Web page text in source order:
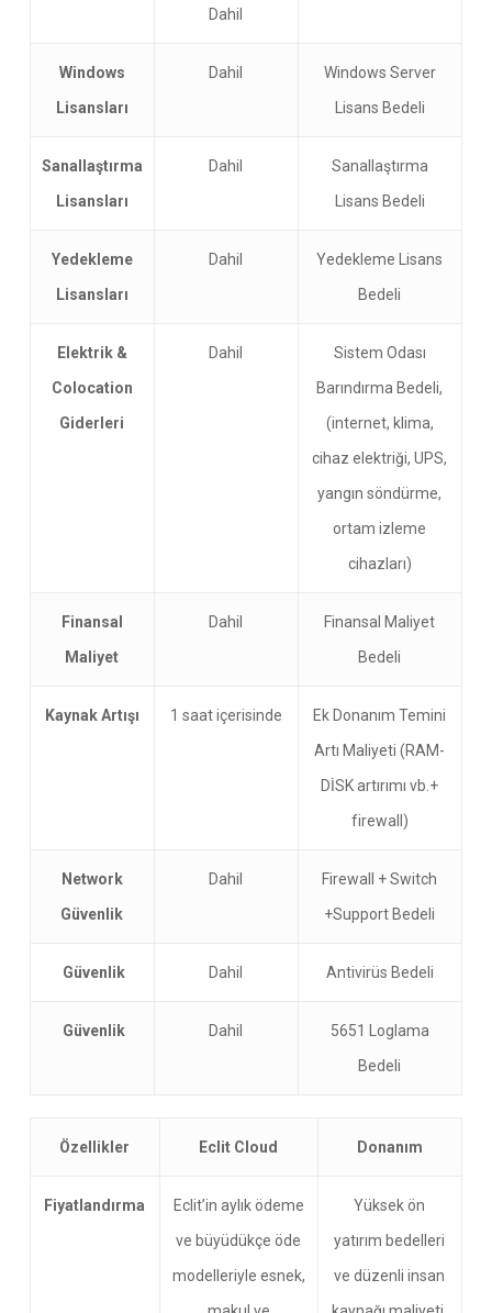
Dahil
Windows
Lisansları
Dahil
Windows Server
Lisans Bedeli
Sanallaştırma
Lisansları
Dahil
Sanallaştırma
Lisans Bedeli
Yedekleme
Lisansları
Dahil
Yedekleme Lisans
Bedeli
Elektrik &
Colocation
Giderleri
Dahil
Sistem Odası
Barındırma Bedeli,
(internet, klima,
cihaz elektriği, UPS,
yangın söndürme,
ortam izleme
cihazları)
Finansal
Maliyet
Dahil
Finansal Maliyet
Bedeli
Kaynak Artışı 1 saat içerisinde
Ek Donanım Temini
Artı Maliyeti (RAM-
DİSK artırımı vb.+
firewall)
Network
Güvenlik
Dahil
Firewall + Switch
+Support Bedeli
Güvenlik Dahil Antivirüs Bedeli
Güvenlik Dahil
5651 Loglama
Bedeli
Özellikler Eclit Cloud Donanım
Fiyatlandırma
Eclit’in aylık ödeme
ve büyüdükçe öde
modelleriyle esnek,
Yüksek ön
yatırım bedelleri
ve düzenli insan